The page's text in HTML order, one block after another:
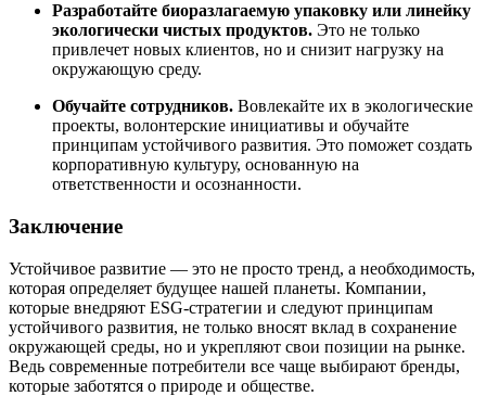
Разработайте биоразлагаемую упаковку или линейку
экологически чистых продуктов. Это не только
привлечет новых клиентов, но и снизит нагрузку на
окружающую среду.
Обучайте сотрудников. Вовлекайте их в экологические
проекты, волонтерские инициативы и обучайте
принципам устойчивого развития. Это поможет создать
корпоративную культуру, основанную на
ответственности и осознанности.
Заключение
Устойчивое развитие — это не просто тренд, а необходимость,
которая определяет будущее нашей планеты. Компании,
которые внедряют ESG-стратегии и следуют принципам
устойчивого развития, не только вносят вклад в сохранение
окружающей среды, но и укрепляют свои позиции на рынке.
Ведь современные потребители все чаще выбирают бренды,
которые заботятся о природе и обществе.